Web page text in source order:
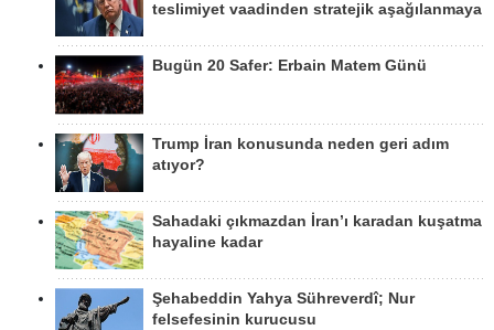
teslimiyet vaadinden stratejik aşağılanmaya
Bugün 20 Safer: Erbain Matem Günü
Trump İran konusunda neden geri adım
atıyor?
Sahadaki çıkmazdan İran’ı karadan kuşatma
hayaline kadar
Şehabeddin Yahya Sühreverdî; Nur
felsefesinin kurucusu